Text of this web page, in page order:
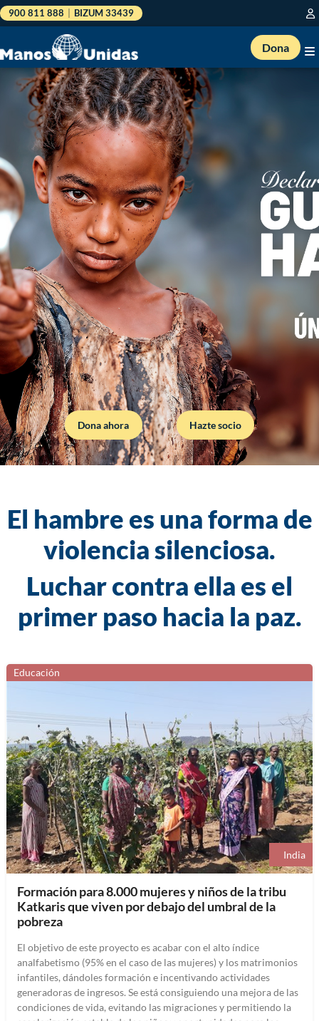
900 811 888 BIZUM 33439
Dona
Dona ahora Hazte socio
El hambre es una forma de
violencia silenciosa.
Luchar contra ella es el
primer paso hacia la paz.
Educación
India
Formación para 8.000 mujeres y niños de la tribu
Katkaris que viven por debajo del umbral de la
pobreza
El objetivo de este proyecto es acabar con el alto índice
analfabetismo (95% en el caso de las mujeres) y los matrimonios
infantiles, dándoles formación e incentivando actividades
generadoras de ingresos. Se está consiguiendo una mejora de las
condiciones de vida, evitando las migraciones y permitiendo la